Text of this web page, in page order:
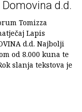
d.d.
Tomizza
Lapis
d.d. Najbolji
od 8.000 kuna te
slanja tekstova je